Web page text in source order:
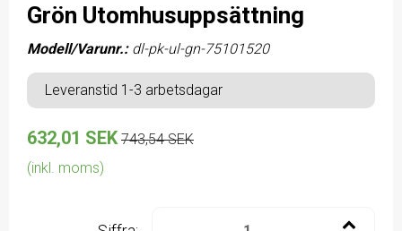
Grön Utomhusuppsättning
Modell/Varunr.: dl-pk-ul-gn-75101520
Leveranstid 1-3 arbetsdagar
632,01 SEK 743,54 SEK
(inkl. moms)